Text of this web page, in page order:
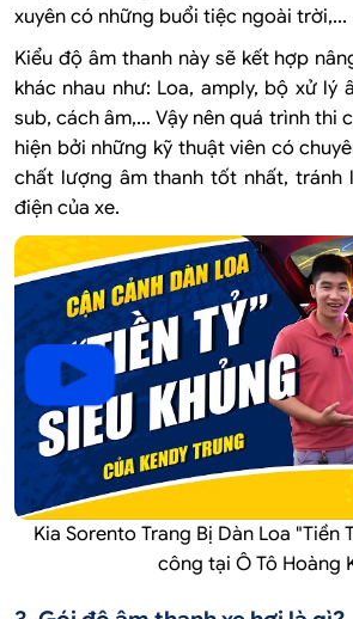
xuyên có những buổi tiệc ngoài trời,...
Kiểu độ âm thanh này sẽ kết hợp
khác nhau như: Loa, amply, bộ xử lý
sub, cách âm,... Vậy nên quá trình thi
hiện bởi những kỹ thuật viên có
chất lượng âm thanh tốt nhất, tránh
điện của xe.
Kia Sorento Trang Bị Dàn Loa "Tiền
công tại Ô Tô Hoàng